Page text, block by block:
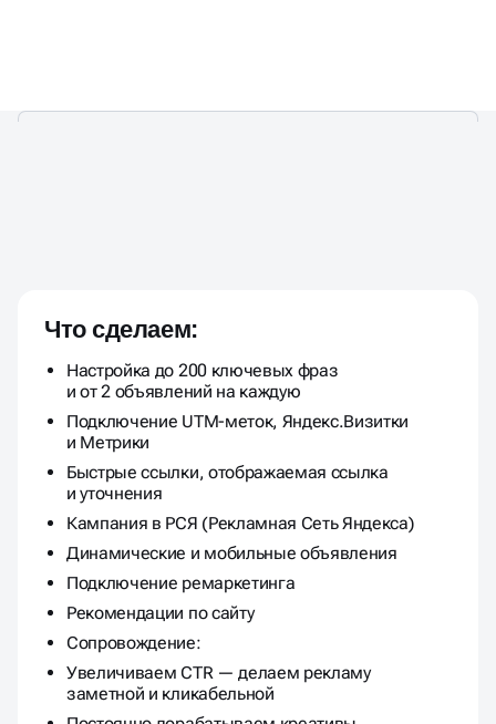
РАБОТЫ
Что сделаем:
Настройка до 200 ключевых фраз
и от 2 объявлений на каждую
Подключение UTM-меток, Яндекс.Визитки
и Метрики
Быстрые ссылки, отображаемая ссылка
и уточнения
Кампания в РСЯ (Рекламная Сеть Яндекса)
Динамические и мобильные объявления
Подключение ремаркетинга
Рекомендации по сайту
Сопровождение:
Увеличиваем CTR — делаем рекламу
заметной и кликабельной